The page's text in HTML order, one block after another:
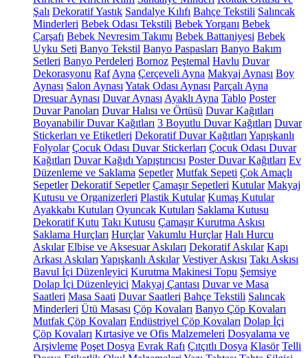
Şalı Dekoratif Yastık Sandalye Kılıfı Bahçe Tekstili Salıncak
Minderleri Bebek Odası Tekstili Bebek Yorganı Bebek
Çarşafı Bebek Nevresim Takımı Bebek Battaniyesi Bebek
Uyku Seti Banyo Tekstil Banyo Paspasları Banyo Bakım
Setleri Banyo Perdeleri Bornoz Peştemal Havlu Duvar
Dekorasyonu Raf Ayna Çerçeveli Ayna Makyaj Aynası Boy
Aynası Salon Aynası Yatak Odası Aynası Parçalı Ayna
Dresuar Aynası Duvar Aynası Ayaklı Ayna Tablo Poster
Duvar Panoları Duvar Halısı ve Örtüsü Duvar Kağıtları
Boyanabilir Duvar Kağıtları 3 Boyutlu Duvar Kağıtları Duvar
Stickerları ve Etiketleri Dekoratif Duvar Kağıtları Yapışkanlı
Folyolar Çocuk Odası Duvar Stickerları Çocuk Odası Duvar
Kağıtları Duvar Kağıdı Yapıştırıcısı Poster Duvar Kağıtları Ev
Düzenleme ve Saklama Sepetler Mutfak Sepeti Çok Amaçlı
Sepetler Dekoratif Sepetler Çamaşır Sepetleri Kutular Makyaj
Kutusu ve Organizerleri Plastik Kutular Kumaş Kutular
Ayakkabı Kutuları Oyuncak Kutuları Saklama Kutusu
Dekoratif Kutu Takı Kutusu Çamaşır Kurutma Askısı
Saklama Hurçları Hurçlar Vakumlu Hurçlar Halı Hurcu
Askılar Elbise ve Aksesuar Askıları Dekoratif Askılar Kapı
Arkası Askıları Yapışkanlı Askılar Vestiyer Askısı Takı Askısı
Bavul İçi Düzenleyici Kurutma Makinesi Topu Şemsiye
Dolap İçi Düzenleyici Makyaj Çantası Duvar ve Masa
Saatleri Masa Saati Duvar Saatleri Bahçe Tekstili Salıncak
Minderleri Ütü Masası Çöp Kovaları Banyo Çöp Kovaları
Mutfak Çöp Kovaları Endüstriyel Çöp Kovaları Dolap İçi
Çöp Kovaları Kırtasiye ve Ofis Malzemeleri Dosyalama ve
Arşivleme Poşet Dosya Evrak Rafı Çıtçıtlı Dosya Klasör Telli